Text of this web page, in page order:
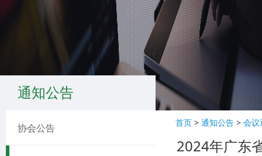
通知公告
协会公告 首页 > 通知公告 > 会议
2024年广东